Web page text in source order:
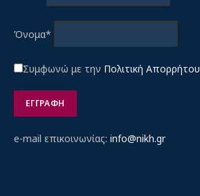
Όνομα*
Συμφωνώ με την Πολιτική Απορρήτου
e-mail επικοινωνίας: info@nikh.gr